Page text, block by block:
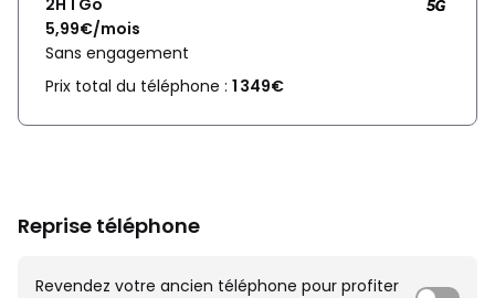
2H 1 Go
5,99€/mois
Sans engagement
Prix total du téléphone : 1 349€
Reprise téléphone
Revendez votre ancien téléphone pour profiter